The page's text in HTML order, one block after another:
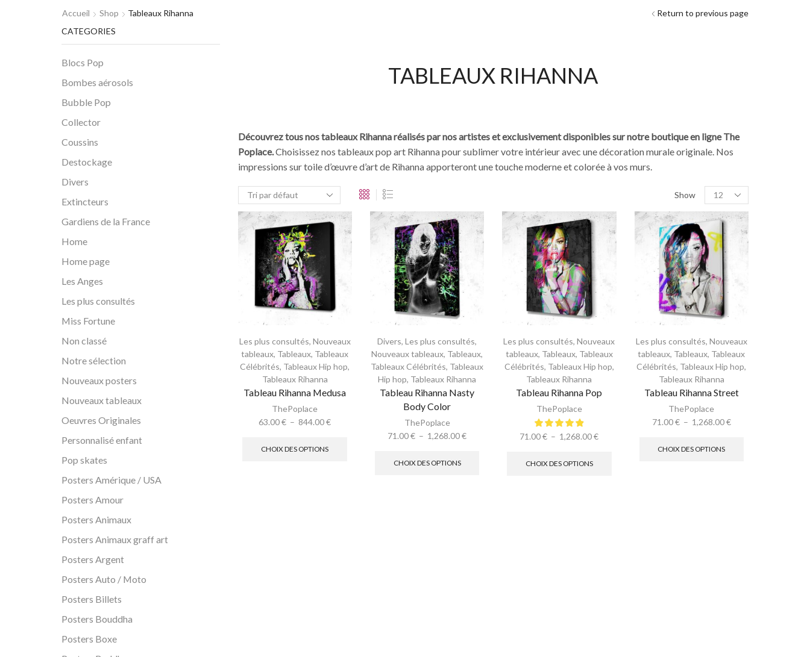
Accueil Shop Tableaux Rihanna Return to previous page
TABLEAUX RIHANNA
Découvrez tous nos tableaux Rihanna réalisés par nos artistes et exclusivement disponibles sur notre boutique en ligne The
Poplace.Choisissez nos tableaux pop art Rihanna pour sublimer votre intérieur avec une décoration murale originale. Nos
impressions sur toile d’œuvre d’art de Rihanna apporteront une touche moderne et colorée à vos murs.
Show
Les plus consultés, Nouveaux
tableaux, Tableaux, Tableaux
Célébrités, Tableaux Hip hop,
Tableaux Rihanna
Tableau Rihanna Medusa
ThePoplace
63.00€ – 844.00€
CHOIX DES OPTIONS
Divers,Les plus consultés,
Nouveaux tableaux, Tableaux,
Tableaux Célébrités, Tableaux
Hip hop, Tableaux Rihanna
Tableau Rihanna Nasty
Body Color
ThePoplace
71.00€ – 1,268.00€
CHOIX DES OPTIONS
Les plus consultés,Nouveaux
tableaux, Tableaux, Tableaux
Célébrités, Tableaux Hip hop,
Tableaux Rihanna
Tableau Rihanna Pop
ThePoplace
71.00€ – 1,268.00€
CHOIX DES OPTIONS
Les plus consultés, Nouveaux
tableaux, Tableaux, Tableaux
Célébrités, Tableaux Hip hop,
Tableaux Rihanna
Tableau Rihanna Street
ThePoplace
71.00€ – 1,268.00€
CHOIX DES OPTIONS
CATEGORIES
Blocs Pop
Bombes aérosols
Bubble Pop
Collector
Coussins
Destockage
Divers
Extincteurs
Gardiens de la France
Home
Home page
Les Anges
Les plus consultés
Miss Fortune
Non classé
Notre sélection
Nouveaux posters
Nouveaux tableaux
Oeuvres Originales
Personnalisé enfant
Pop skates
Posters Amérique / USA
Posters Amour
Posters Animaux
Posters Animaux graff art
Posters Argent
Posters Auto / Moto
Posters Billets
Posters Bouddha
Posters Boxe